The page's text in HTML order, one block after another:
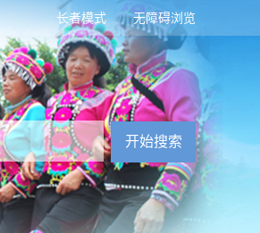
无障碍浏览
长者模式